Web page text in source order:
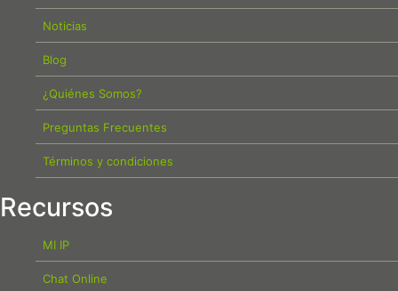
Noticias
Blog
¿Quiénes Somos?
Preguntas Frecuentes
Términos y condiciones
Recursos
MI IP
Chat Online